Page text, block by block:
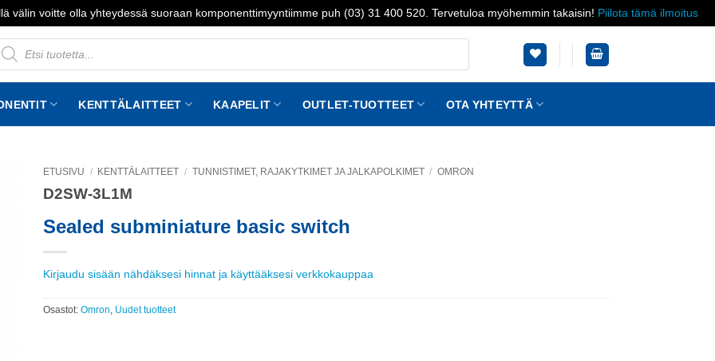
välin voitte olla yhteydessä suoraan komponenttimyyntiimme puh (03) 31 400 520. Tervetuloa myöhemmin takaisin! Piilota tämä ilmoitus
KENTTÄLAITTEET KAAPELIT OUTLET-TUOTTEET OTA YHTEYTTÄ
ETUSIVU / KENTTÄLAITTEET / TUNNISTIMET, RAJAKYTKIMET JA JALKAPOLKIMET / OMRON
D2SW-3L1M
Sealed subminiature basic switch
Kirjaudu sisään nähdäksesi hinnat ja käyttääksesi verkkokauppaa
Osastot: Omron Uudet tuotteet